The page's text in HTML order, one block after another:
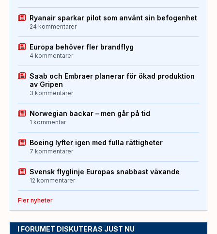
Ryanair sparkar pilot som använt sin befogenhet
24 kommentarer
Europa behöver fler brandflyg
4 kommentarer
Saab och Embraer planerar för ökad produktion
av Gripen
3 kommentarer
Norwegian backar – men går på tid
1 kommentar
Boeing lyfter igen med fulla rättigheter
7 kommentarer
Svensk flyglinje Europas snabbast växande
12 kommentarer
Fler nyheter
I FORUMET DISKUTERAS JUST NU